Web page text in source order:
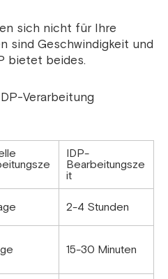
sich nicht für Ihre
sind Geschwindigkeit und
bietet beides.
Verarbeitung
IDP-
Bearbeitungsze
it
2-4 Stunden
15-30 Minuten